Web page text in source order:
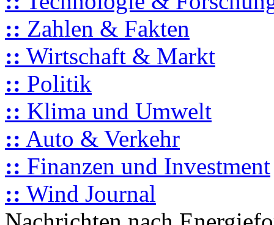
:: Zahlen & Fakten
:: Wirtschaft & Markt
:: Politik
:: Klima und Umwelt
:: Auto & Verkehr
:: Finanzen und Investment
:: Wind Journal